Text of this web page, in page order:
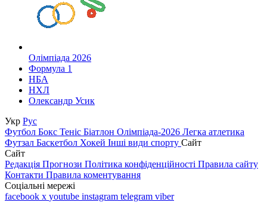
Олімпіада 2026
Формула 1
НБА
НХЛ
Олександр Усик
Укр Рус
Футбол Бокс Теніс Біатлон Олімпіада-2026 Легка атлетика
Футзал Баскетбол Хокей Інші види спорту Сайт
Сайт
Редакція Прогнози Політика конфіденційності Правила сайту
Контакти Правила коментування
Соціальні мережі
facebook x youtube instagram telegram viber